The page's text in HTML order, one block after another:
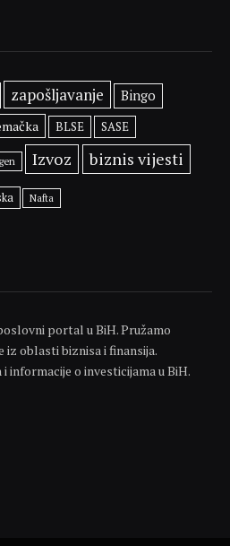
zapošljavanje
Bingo
BLSE SASE
Izvoz biznis vijesti
Nafta
portal u BiH. Pružamo
iz oblasti biznisa i finansija.
informacije o investicijama u BiH.